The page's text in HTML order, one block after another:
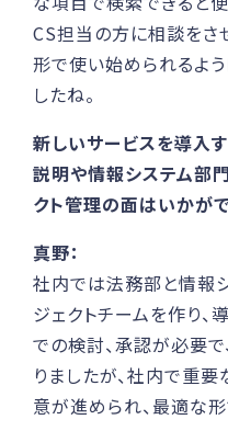
CS担当の方に相談をさ
形で使い始められるよ
したね。
新しいサービスを導入
説明や情報システム部
クト管理の面はいかがで
真野：
社内では法務部と情報
ジェクトチームを作り、
での検討、承認が必要
りましたが、社内で重
意が進められ、最適な